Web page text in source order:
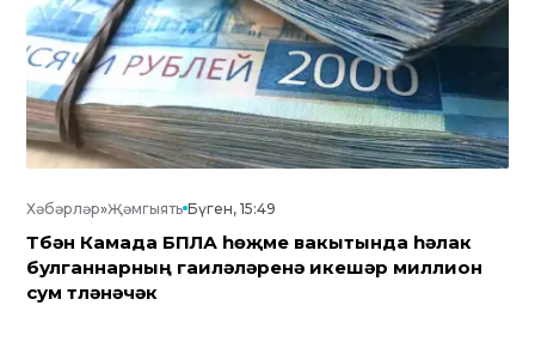
Хәбәрләр»Җәмгыять Бүген, 15:49
Түбән Камада БПЛА һөҗүме вакытында һәлак
булганнарның гаиләләренә икешәр миллион
сум түләнәчәк